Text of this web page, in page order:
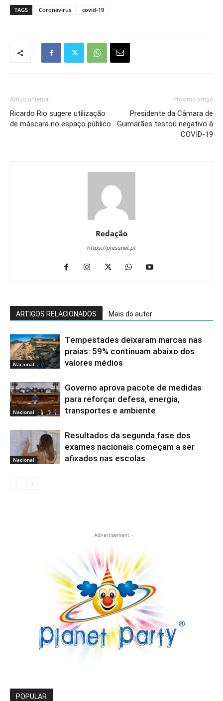
TAGS Coronavirus covid-19
Artigo anterior
Ricardo Rio sugere utilização
de máscara no espaço público
Próximo artigo
Presidente da Câmara de
Guimarães testou negativo à
COVID-19
Redação
https://pressnet.pt
ARTIGOS RELACIONADOS Mais do autor
Nacional
Tempestades deixaram marcas nas
praias: 59% continuam abaixo dos
valores médios
Nacional
Governo aprova pacote de medidas
para reforçar defesa, energia,
transportes e ambiente
Nacional
Resultados da segunda fase dos
exames nacionais começam a ser
afixados nas escolas
- Advertisement -
POPULAR